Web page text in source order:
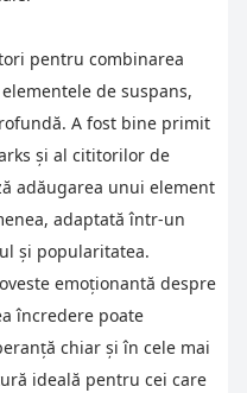
pentru combinarea
de suspans,
A fost bine primit
și al cititorilor de
adăugarea unui element
adaptată într-un
și popularitatea.
emoționantă despre
încredere poate
chiar și în cele mai
ideală pentru cei care